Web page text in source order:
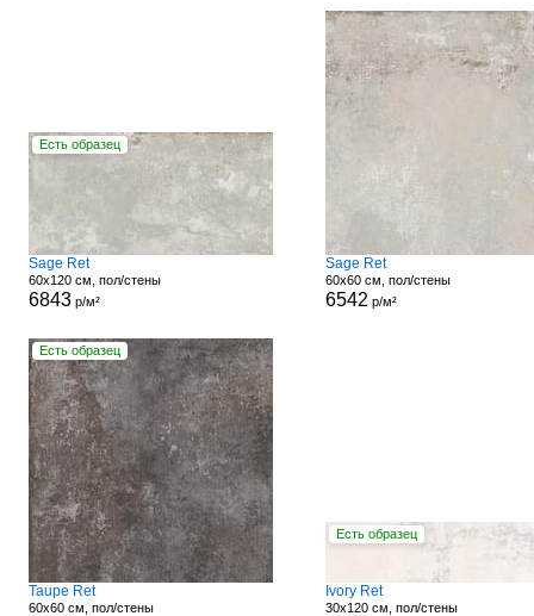
Есть образец
Sage Ret
60x120 см, пол/стены
6843р/м²
Sage Ret
60x60 см, пол/стены
6542 р/м²
Есть образец
Taupe Ret
60x60 см, пол/стены
Есть образец
Ivory Ret
30x120 см, пол/стены